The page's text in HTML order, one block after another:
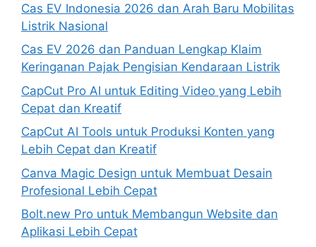
Cas EV Indonesia 2026 dan Arah Baru Mobilitas
Listrik Nasional
Cas EV 2026 dan Panduan Lengkap Klaim
Keringanan Pajak Pengisian Kendaraan Listrik
CapCut Pro AI untuk Editing Video yang Lebih
Cepat dan Kreatif
CapCut AI Tools untuk Produksi Konten yang
Lebih Cepat dan Kreatif
Canva Magic Design untuk Membuat Desain
Profesional Lebih Cepat
Bolt.new Pro untuk Membangun Website dan
Aplikasi Lebih Cepat